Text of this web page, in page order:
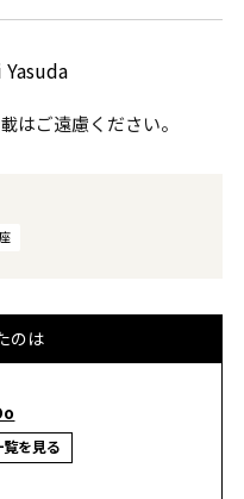
はご遠慮ください。
のは
を見る